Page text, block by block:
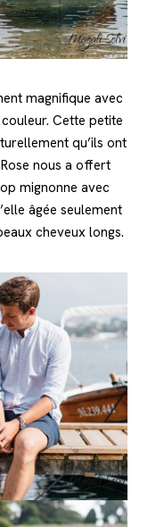
magnifique avec
Cette petite
qu’ils ont
nous a offert
mignonne avec
âgée seulement
cheveux longs.